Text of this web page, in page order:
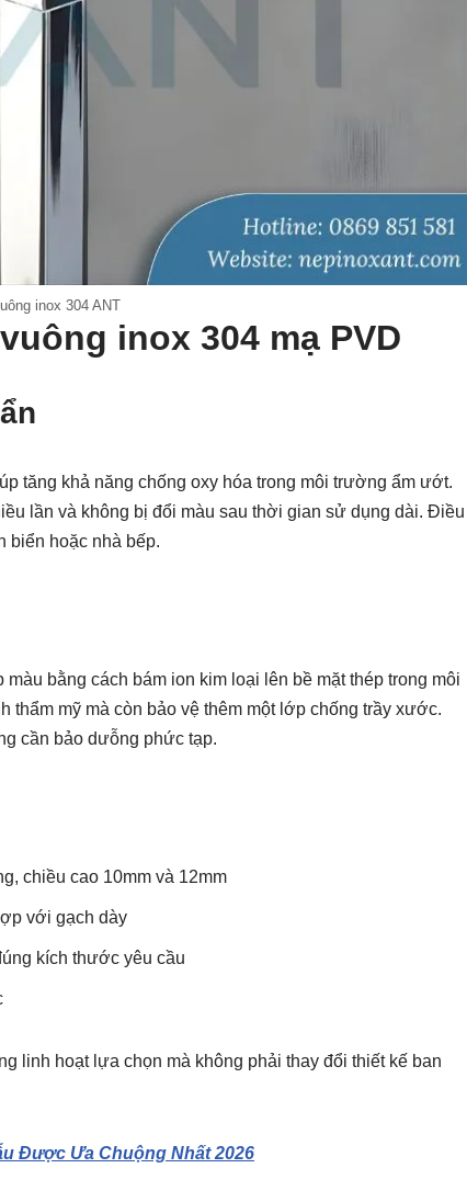
inox 304 ANT
inox 304 mạ PVD
tăng khả năng chống oxy hóa trong môi trường ẩm ướt.
lần và không bị đổi màu sau thời gian sử dụng dài. Điều
biển hoặc nhà bếp.
bằng cách bám ion kim loại lên bề mặt thép trong môi
thẩm mỹ mà còn bảo vệ thêm một lớp chống trầy xước.
cần bảo dưỗng phức tạp.
chiều cao 10mm và 12mm
với gạch dày
kích thước yêu cầu
linh hoạt lựa chọn mà không phải thay đổi thiết kế ban
Được Ưa Chuộng Nhất 2026